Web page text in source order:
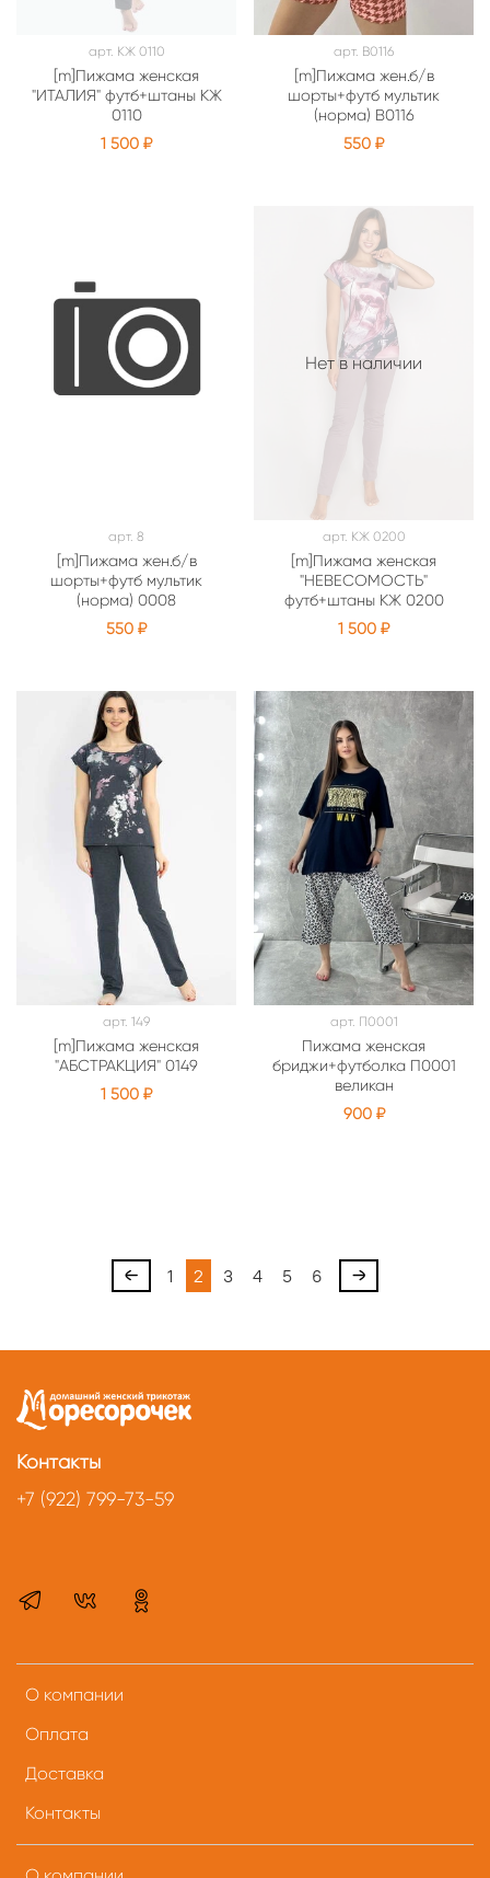
арт. КЖ 0110
[m]Пижама женская
"ИТАЛИЯ" футб+штаны КЖ
0110
1 500 ₽
арт. B0116
[m]Пижама жен.б/в
шорты+футб мультик
(норма) B0116
550 ₽
арт. 8
[m]Пижама жен.б/в
шорты+футб мультик
(норма) 0008
550 ₽
Нет в наличии
арт. КЖ 0200
[m]Пижама женская
"НЕВЕСОМОСТЬ"
футб+штаны КЖ 0200
1 500 ₽
арт. 149
[m]Пижама женская
"АБСТРАКЦИЯ" 0149
1 500 ₽
арт. П0001
Пижама женская
бриджи+футболка П0001
великан
900 ₽
1 2 3 4 5 6
О компании
Оплата
Доставка
Контакты
Контакты
+7 (922) 799-73-59